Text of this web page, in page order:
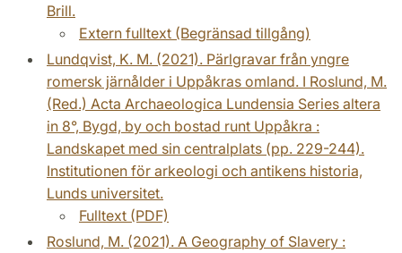
Brill.
Extern fulltext (Begränsad tillgång)
Lundqvist, K. M. (2021). Pärlgravar från yngre
romersk järnålder i Uppåkras omland. I Roslund, M.
(Red.) Acta Archaeologica Lundensia Series altera
in 8°, Bygd, by och bostad runt Uppåkra :
Landskapet med sin centralplats (pp. 229-244).
Institutionen för arkeologi och antikens historia,
Lunds universitet.
Fulltext (PDF)
Roslund, M. (2021). A Geography of Slavery :